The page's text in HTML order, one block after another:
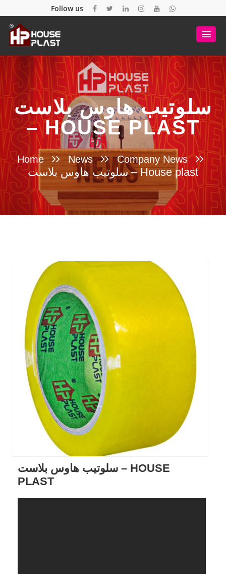
Follow us
سلوتيب هاوس بلاست
– HOUSE PLAST
Home News Company News
سلوتيب هاوس بلاست – House plast
سلوتيب هاوس بلاست – HOUSE
PLAST